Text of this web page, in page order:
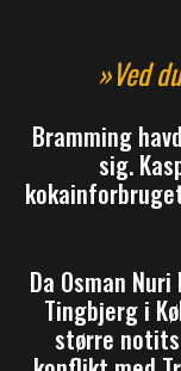
»Ved
Bramming
sig.
Da Osman
Tingbjerg i
større